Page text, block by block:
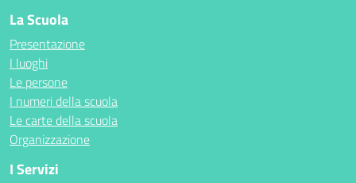
La Scuola
Presentazione
I luoghi
Le persone
I numeri della scuola
Le carte della scuola
Organizzazione
I Servizi